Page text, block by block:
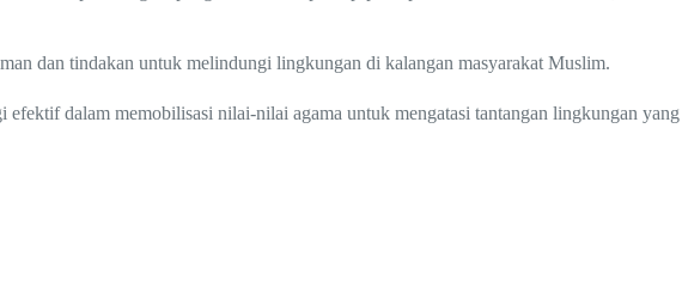
dan tindakan untuk melindungi lingkungan di kalangan masyarakat Muslim.
dalam memobilisasi nilai-nilai agama untuk mengatasi tantangan lingkungan yang